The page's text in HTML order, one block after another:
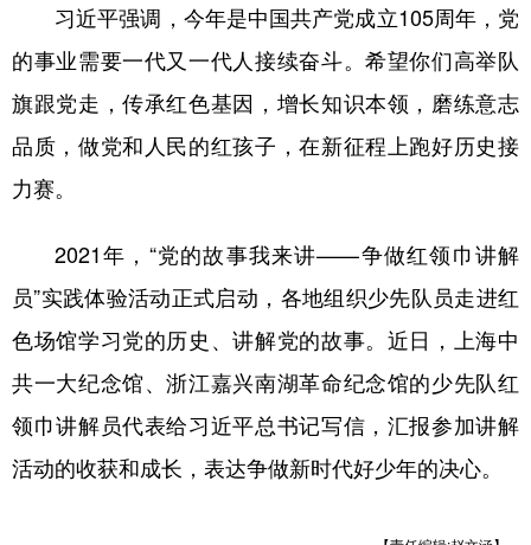
山东 河南 湖北 湖南
广东 广西 海南 重庆
四川 贵州 云南 西藏
多语种频道
Русский язык 日本語 한국어
Deutsch Português
习近平强调，今年是中国共产党成立105周年，党
的事业需要一代又一代人接续奋斗。希望你们高举队
旗跟党走，传承红色基因，增长知识本领，磨练意志
品质，做党和人民的红孩子，在新征程上跑好历史接
力赛。
2021年，“党的故事我来讲——争做红领巾讲解
员”实践体验活动正式启动，各地组织少先队员走进红
色场馆学习党的历史、讲解党的故事。近日，上海中
共一大纪念馆、浙江嘉兴南湖革命纪念馆的少先队红
领巾讲解员代表给习近平总书记写信，汇报参加讲解
活动的收获和成长，表达争做新时代好少年的决心。